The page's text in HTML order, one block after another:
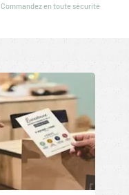
Commandez en toute sécurité